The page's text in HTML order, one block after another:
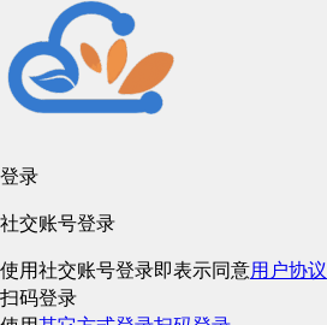
登录
社交账号登录
使用社交账号登录即表示同意用户协议
扫码登录